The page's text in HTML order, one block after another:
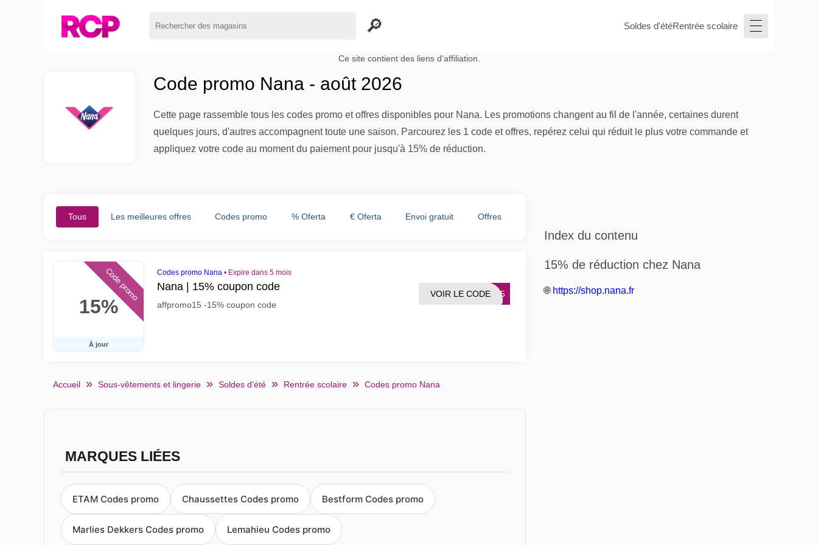
Soldes d'étéRentrée scolaire
Ce site contient des liens d'affiliation.
Code promo Nana - août 2026
Cette page rassemble tous les codes promo et offres disponibles pour Nana. Les promotions changent au fil de l'année, certaines durent
quelques jours, d'autres accompagnent toute une saison. Parcourez les 1 code et offres, repérez celui qui réduit le plus votre commande et
appliquez votre code au moment du paiement pour jusqu'à 15% de réduction.
Tous Les meilleures offres Codes promo % Oferta € Oferta Envoi gratuit Offres
15%
À jour
Code promo Codes promo Nana • Expire dans 5 mois
Nana | 15% coupon code
affpromo15 -15% coupon code
MO15
VOIR LE CODE
Accueil Sous-vêtements et lingerie Soldes d'été Rentrée scolaire Codes promo Nana
MARQUES LIÉES
ETAM Codes promo Chaussettes Codes promo Bestform Codes promo
Marlies Dekkers Codes promo Lemahieu Codes promo
Index du contenu
15% de réduction chez Nana
🌐 https://shop.nana.fr